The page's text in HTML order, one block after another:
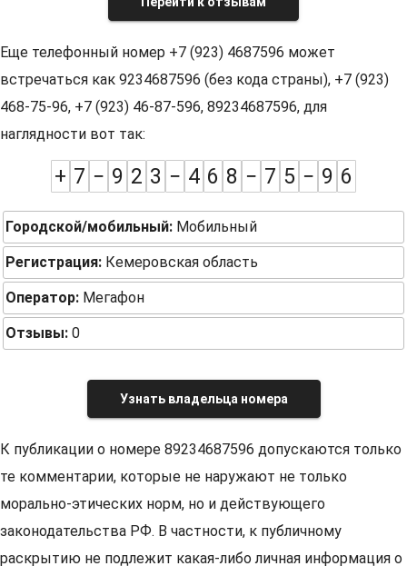
Еще телефонный номер +7 (923) 4687596 может
встречаться как 9234687596 (без кода страны), +7 (923)
468-75-96, +7 (923) 46-87-596, 89234687596, для
наглядности вот так:
+ 7 − 9 2 3 − 4 6 8 − 7 5 − 9 6
Городской/мобильный: Мобильный
Регистрация: Кемеровская область
Оператор: Мегафон
Отзывы: 0
Узнать владельца номера
К публикации о номере 89234687596 допускаются только
те комментарии, которые не наружают не только
морально-этических норм, но и действующего
законодательства РФ. В частности, к публичному
раскрытию не подлежит какая-либо личная информация о